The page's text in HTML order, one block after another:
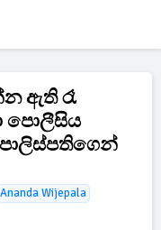
ඇති රෑ
පොලීසිය
Ananda Wijepala